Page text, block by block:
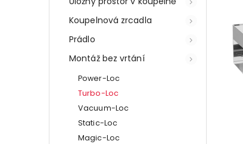
Koupelnová zrcadla
Prádlo
Montáž bez vrtání
Power-Loc
Turbo-Loc
Vacuum-Loc
Static-Loc
Magic-Loc